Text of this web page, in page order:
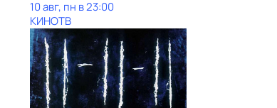
10 авг, пн в 23:00
КИНОТВ